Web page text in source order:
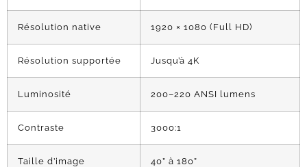
Résolution native 1920 × 1080 (Full HD)
Résolution supportée Jusqu’à 4K
Luminosité 200–220 ANSI lumens
Contraste 3000:1
Taille d’image 40” à 180”